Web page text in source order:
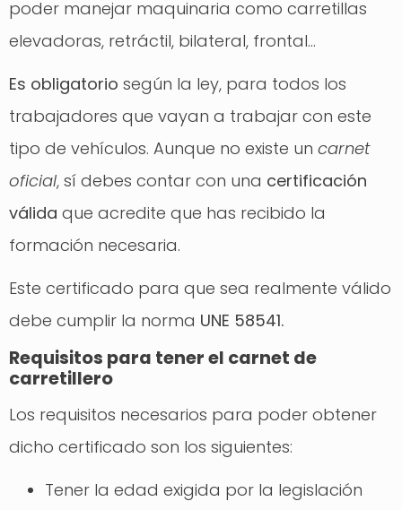
poder manejar maquinaria como carretillas
elevadoras, retráctil, bilateral, frontal…
Es obligatorio según la ley, para todos los
trabajadores que vayan a trabajar con este
tipo de vehículos. Aunque no existe un carnet
oficial, sí debes contar con una certificación
válida que acredite que has recibido la
formación necesaria.
Este certificado para que sea realmente válido
debe cumplir la norma UNE 58541.
Requisitos para tener el carnet de
carretillero
Los requisitos necesarios para poder obtener
dicho certificado son los siguientes:
Tener la edad exigida por la legislación